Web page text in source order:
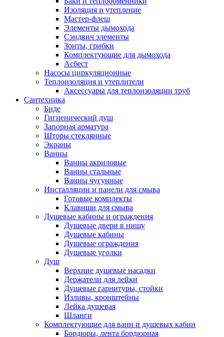
Изоляция и утепление
Мастер-флеш
Элементы дымохода
Сэндвич элементы
Зонты, грибки
Комплектующие для дымохода
Асбест
Насосы циркуляционные
Теплоизоляция и утеплители
Аксессуары для теплоизоляции труб
Сантехника
Биде
Гигиенический душ
Запорная арматура
Шторы стеклянные
Экраны
Ванны
Ванны акриловые
Ванны стальные
Ванны чугунные
Инсталляции и панели для смыва
Готовые комплекты
Клавиши для смыва
Душевые кабины и ограждения
Душевые двери в нишу
Душевые кабины
Душевые ограждения
Душевые уголки
Душ
Верхние душевые насадки
Держатели для лейки
Душевые гарнитуры, стойки
Изливы, кронштейны
Лейка душевая
Шланги
Комплектующие для ванн и душевых кабин
Бордюры, лента бордюрная